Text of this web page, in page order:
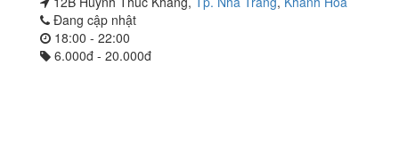
Đang cập nhật
18:00 - 22:00
6.000đ - 20.000đ